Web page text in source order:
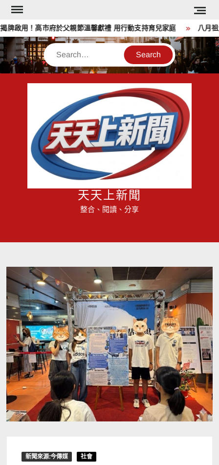
Skip
content
用！高市府於父親節溫馨獻禮 用行動支持育兒家庭 八月祖父
Search
天天上新聞
整合、閱讀、分享
新聞來源:今傳媒 社會